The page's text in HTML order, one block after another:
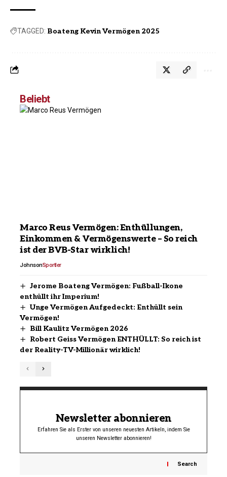
TAGGED: Boateng Kevin Vermögen 2025
Beliebt
Marco Reus Vermögen: Enthüllungen,
Einkommen & Vermögenswerte – So reich
ist der BVB-Star wirklich!
JohnsonSportler
Jerome Boateng Vermögen: Fußball-Ikone
enthüllt ihr Imperium!
Unge Vermögen Aufgedeckt: Enthüllt sein
Vermögen!
Bill Kaulitz Vermögen 2026
Robert Geiss Vermögen ENTHÜLLT: So reich ist
der Reality-TV-Millionär wirklich!
Newsletter abonnieren
Erfahren Sie als Erster von unseren neuesten Artikeln, indem Sie
unseren Newsletter abonnieren!
Search